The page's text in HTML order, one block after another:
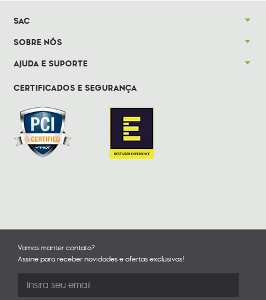
SAC
SOBRE NÓS
AJUDA E SUPORTE
CERTIFICADOS E SEGURANÇA
Vamos manter contato?
Assine para receber novidades e ofertas exclusivas!